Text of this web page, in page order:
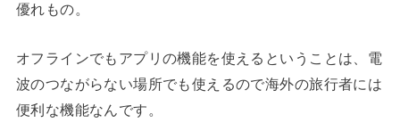
優れもの。
オフラインでもアプリの機能を使えるということは、電
波のつながらない場所でも使えるので海外の旅行者には
便利な機能なんです。